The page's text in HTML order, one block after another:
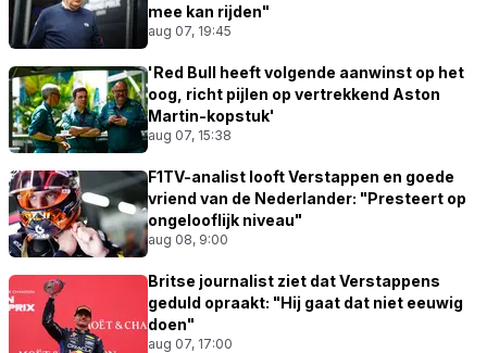
mee kan rijden"
aug 07, 19:45
'Red Bull heeft volgende aanwinst op het
oog, richt pijlen op vertrekkend Aston
Martin-kopstuk'
aug 07, 15:38
F1TV-analist looft Verstappen en goede
vriend van de Nederlander: "Presteert op
ongelooflijk niveau"
aug 08, 9:00
Britse journalist ziet dat Verstappens
geduld opraakt: "Hij gaat dat niet eeuwig
doen"
aug 07, 17:00